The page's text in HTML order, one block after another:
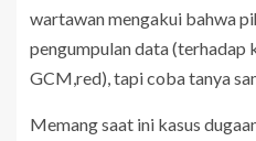
wartawan mengakui bahwa
pengumpulan data (terhadap
GCM,red), tapi coba tanya
Memang saat ini kasus